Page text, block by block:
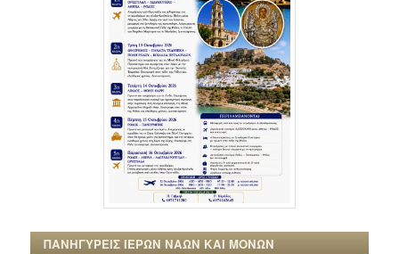
ΠΑΝΗΓΥΡΕΙΣ ΙΕΡΩΝ ΝΑΩΝ ΚΑΙ ΜΟΝΩΝ